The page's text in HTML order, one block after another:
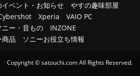
・
PC
ニ
ー・
映
像
ニ
ー・
音
も
の
ほ
か
の
ニ
ニ
ー
役
ち
イベント・お知らせ
やすの趣味部屋
Xperia
VAIO PC
ニー・音もの
INZONE
品
ソニーお役立ち情報
Copyright © satouchi.com All Rights Reserved.